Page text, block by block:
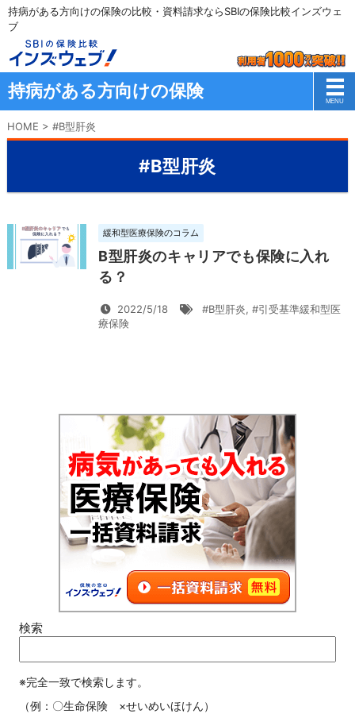
持病がある方向けの保険の比較・資料請求ならSBIの保険比較インズウェ
ブ
持病がある方向けの保険
HOME > #B型肝炎
#B型肝炎
緩和型医療保険のコラム
B型肝炎のキャリアでも保険に入れ
る？
2022/5/18 #B型肝炎, #引受基準緩和型医
療保険
検索
※完全一致で検索します。
（例：〇生命保険 ×せいめいほけん）